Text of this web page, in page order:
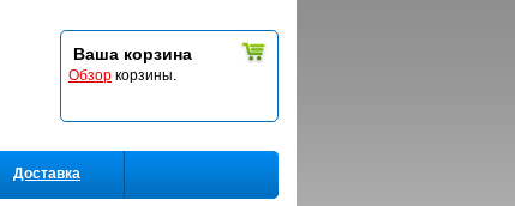
Ваша корзина
Обзор корзины.
Доставка